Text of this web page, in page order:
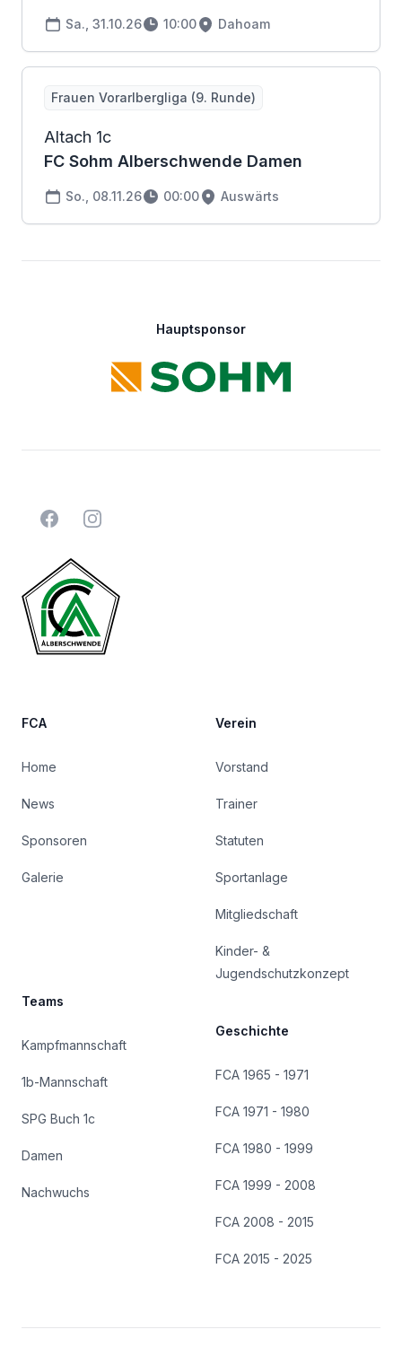
Sa., 31.10.26 10:00 Dahoam
Frauen Vorarlbergliga (9. Runde)
Altach 1c
FC Sohm Alberschwende Damen
So., 08.11.26 00:00 Auswärts
Hauptsponsor
FacebookInstagram
FCA
Home
News
Sponsoren
Galerie
Teams
Kampfmannschaft
1b-Mannschaft
SPG Buch 1c
Damen
Nachwuchs
Verein
Vorstand
Trainer
Statuten
Sportanlage
Mitgliedschaft
Kinder- &
Jugendschutzkonzept
Geschichte
FCA 1965 - 1971
FCA 1971 - 1980
FCA 1980 - 1999
FCA 1999 - 2008
FCA 2008 - 2015
FCA 2015 - 2025